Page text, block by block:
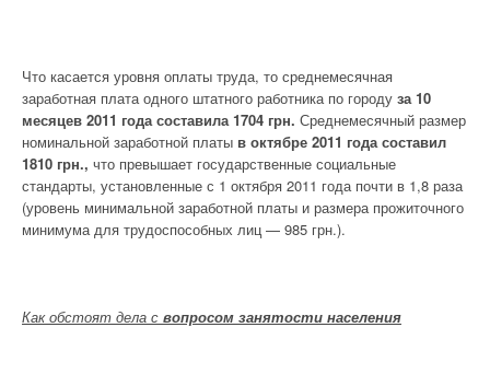
Что касается уровня оплаты труда, то среднемесячная
заработная плата одного штатного работника по городу за 10
месяцев 2011 года составила 1704 грн. Среднемесячный размер
номинальной заработной платы в октябре 2011 года составил
1810 грн., что превышает государственные социальные
стандарты, установленные с 1 октября 2011 года почти в 1,8 раза
(уровень минимальной заработной платы и размера прожиточного
минимума для трудоспособных лиц — 985 грн.).
Как обстоят дела с вопросом занятости населения